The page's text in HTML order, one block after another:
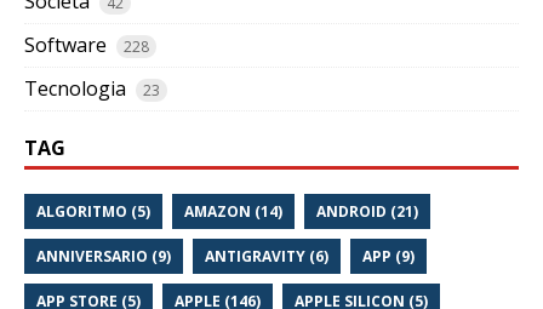
Software 228
Tecnologia 23
TAG
ALGORITMO (5) AMAZON (14) ANDROID (21)
ANNIVERSARIO (9) ANTIGRAVITY (6) APP (9)
APP STORE (5) APPLE (146) APPLE SILICON (5)